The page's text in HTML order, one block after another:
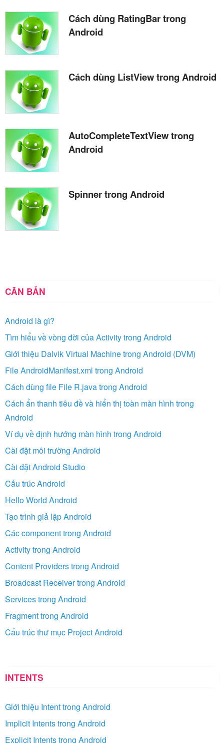
Cách dùng RatingBar trong
Android
Cách dùng ListView trong Android
AutoCompleteTextView trong
Android
Spinner trong Android
CĂN BẢN
Android là gì?
Tìm hiểu về vòng đời của Activity trong Android
Giới thiệu Dalvik Virtual Machine trong Android (DVM)
File AndroidManifest.xml trong Android
Cách dùng file File R.java trong Android
Cách ẩn thanh tiêu đề và hiển thị toàn màn hình trong
Android
Ví dụ về định hướng màn hình trong Android
Cài đặt môi trường Android
Cài đặt Android Studio
Cấu trúc Android
Hello World Android
Tạo trình giả lập Android
Các component trong Android
Activity trong Android
Content Providers trong Android
Broadcast Receiver trong Android
Services trong Android
Fragment trong Android
Cấu trúc thư mục Project Android
INTENTS
Giới thiệu Intent trong Android
Implicit Intents trong Android
Explicit Intents trong Android